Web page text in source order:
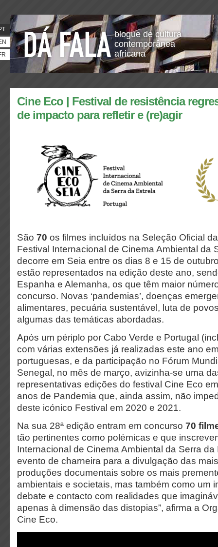
blogue de cultura
contemporânea
africana
Cine Eco | Festival de resistência
de impacto para refletir e (re)agir
São 70 os filmes incluídos na Seleção Oficial
Festival Internacional de Cinema Ambiental da
decorre em Seia entre os dias 8 e 15 de
estão representados na edição deste ano,
Espanha e Alemanha, os que têm maior
concurso. Novas ‘pandemias’, doenças
alimentares, pecuária sustentável, luta de
algumas das temáticas abordadas.
Após um périplo por Cabo Verde e Portugal
com várias extensões já realizadas este ano
portuguesas, e da participação no Fórum
Senegal, no mês de março, avizinha-se uma
representativas edições do festival Cine Eco
anos de Pandemia que, ainda assim, não
deste icónico Festival em 2020 e 2021.
Na sua 28ª edição entram em concurso 70
tão pertinentes como polémicas e que
Internacional de Cinema Ambiental da Serra da
evento de charneira para a divulgação das
produções documentais sobre os mais
ambientais e societais, mas também como um
debate e contacto com realidades que
apenas à dimensão das distopias”, afirma a
Cine Eco.